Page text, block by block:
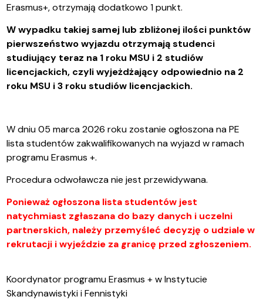
Erasmus+, otrzymają dodatkowo 1 punkt.
W wypadku takiej samej lub zbliżonej ilości punktów
pierwszeństwo wyjazdu otrzymają studenci
studiujący teraz na 1 roku MSU i 2 studiów
licencjackich, czyli wyjeżdżający odpowiednio na 2
roku MSU i 3 roku studiów licencjackich.
W dniu 05 marca 2026 roku zostanie ogłoszona na PE
lista studentów zakwalifikowanych na wyjazd w ramach
programu Erasmus +.
Procedura odwoławcza nie jest przewidywana.
Ponieważ ogłoszona lista studentów jest
natychmiast zgłaszana do bazy danych i uczelni
partnerskich, należy przemyśleć decyzję o udziale w
rekrutacji i wyjeździe za granicę przed zgłoszeniem.
Koordynator programu Erasmus + w Instytucie
Skandynawistyki i Fennistyki